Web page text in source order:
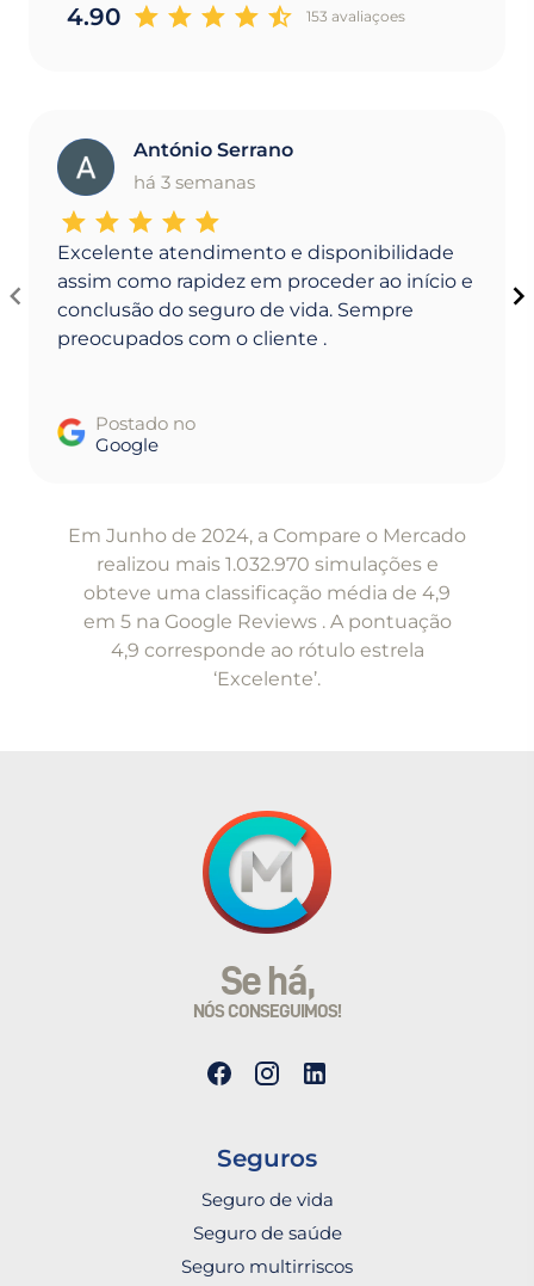
4.90 153 avaliaçoes
A
António Serrano
há 3 semanas
Excelente atendimento e disponibilidade
assim como rapidez em proceder ao início e
conclusão do seguro de vida. Sempre
preocupados com o cliente .
Postado no
Google
Em Junho de 2024, a Compare o Mercado
realizou mais 1.032.970 simulações e
obteve uma classificação média de 4,9
em 5 na Google Reviews . A pontuação
4,9 corresponde ao rótulo estrela
‘Excelente’.
Se há,
NÓS CONSEGUIMOS!
Seguros
Seguro de vida
Seguro de saúde
Seguro multirriscos